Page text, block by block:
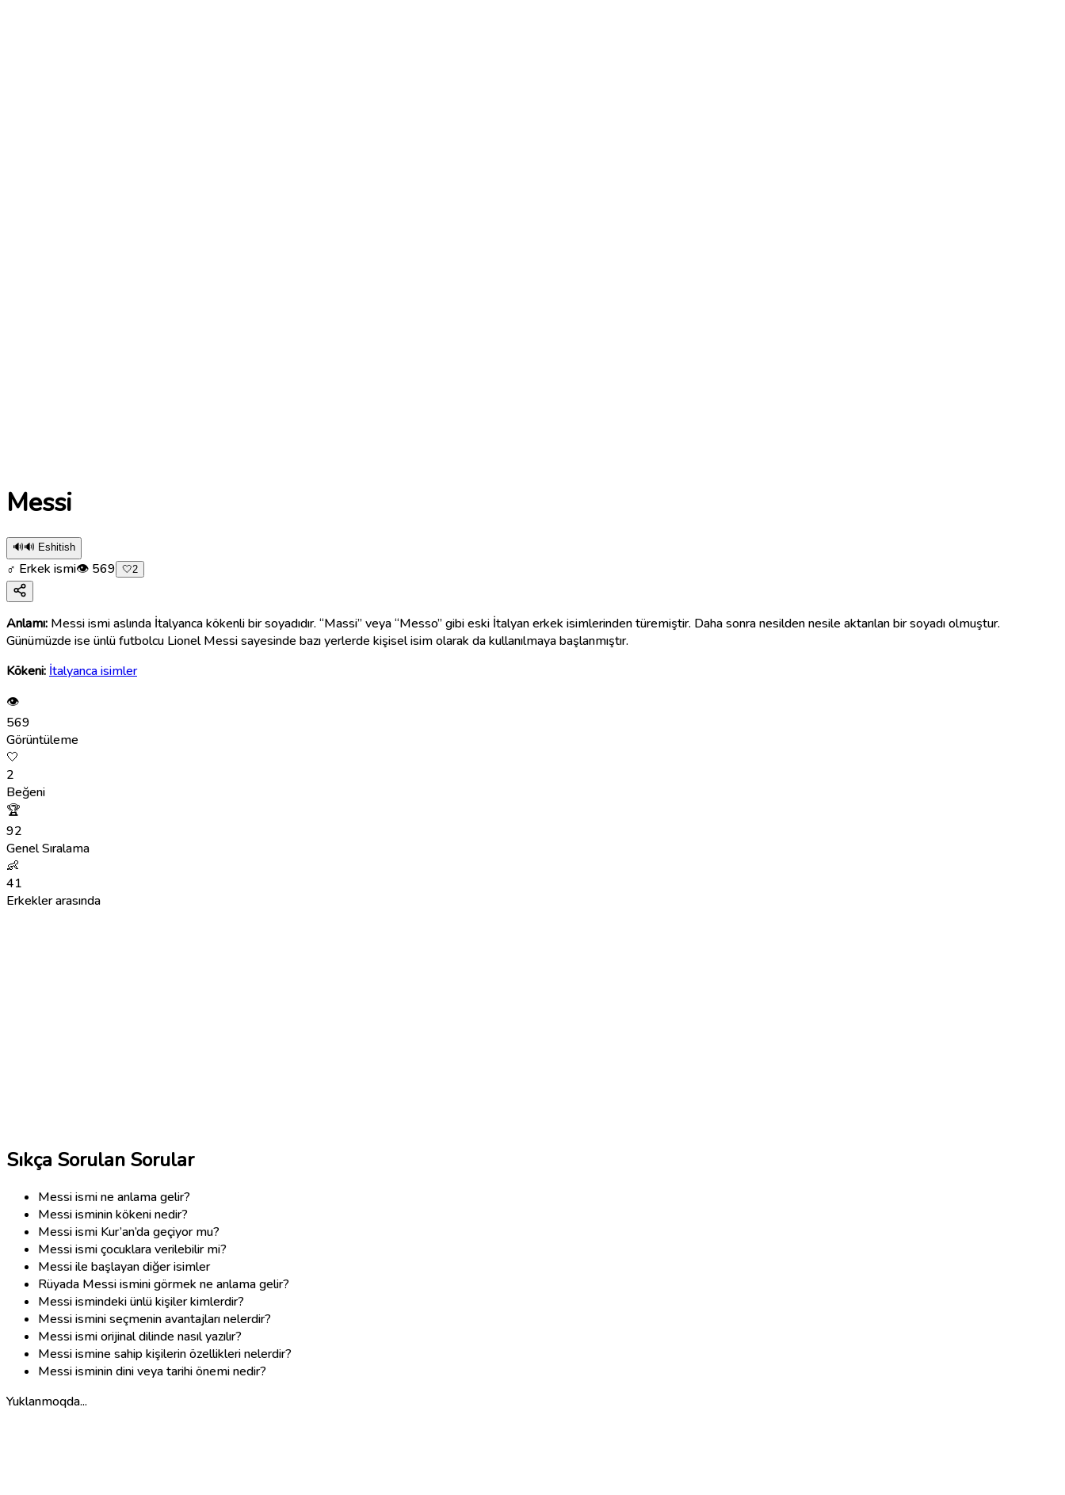
Messi
🔊🔊 Eshitish
♂ Erkek ismi👁 569 🤍2
Anlamı: Messi ismi aslında İtalyanca kökenli bir soyadıdır. “Massi” veya “Messo” gibi eski İtalyan erkek isimlerinden türemiştir. Daha sonra nesilden nesile aktarılan bir soyadı olmuştur.
Günümüzde ise ünlü futbolcu Lionel Messi sayesinde bazı yerlerde kişisel isim olarak da kullanılmaya başlanmıştır.
Kökeni: İtalyanca isimler
👁
569
Görüntüleme
🤍
2
Beğeni
🏆
92
Genel Sıralama
👶
41
Erkekler arasında
Sıkça Sorulan Sorular
Messi ismi ne anlama gelir?
Messi isminin kökeni nedir?
Messi ismi Kur’an’da geçiyor mu?
Messi ismi çocuklara verilebilir mi?
Messi ile başlayan diğer isimler
Rüyada Messi ismini görmek ne anlama gelir?
Messi ismindeki ünlü kişiler kimlerdir?
Messi ismini seçmenin avantajları nelerdir?
Messi ismi orijinal dilinde nasıl yazılır?
Messi ismine sahip kişilerin özellikleri nelerdir?
Messi isminin dini veya tarihi önemi nedir?
Yuklanmoqda...